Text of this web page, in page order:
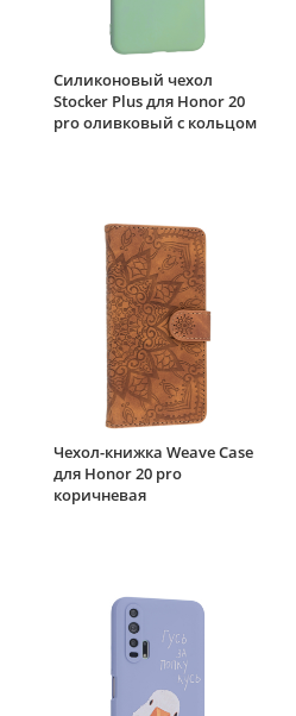
Силиконовый чехол
Stocker Plus для Honor 20
pro оливковый с кольцом
Чехол-книжка Weave Case
для Honor 20 pro
коричневая